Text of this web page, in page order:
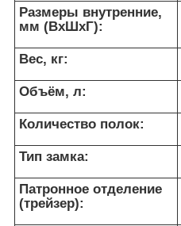
Размеры внутренние,
мм (ВхШхГ):
Вес, кг:
Объём, л:
Количество полок:
Тип замка:
Патронное отделение
(трейзер):